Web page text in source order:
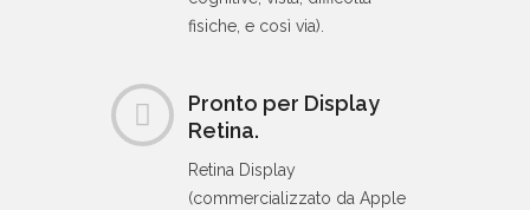
fisiche, e così via).
Pronto per Display
Retina.
Retina Display
(commercializzato da Apple